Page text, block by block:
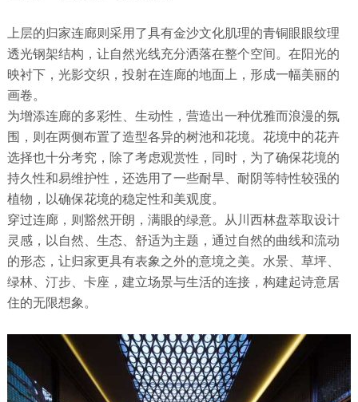
上层的归家连廊则采用了具有金沙文化肌理的青铜眼眼纹理
透光钢架结构，让自然光线充分洒落在整个空间。在阳光的
映衬下，光影交织，投射在连廊的地面上，形成一幅美丽的
画卷。
为增添连廊的多彩性、生动性，营造出一种优雅而浪漫的氛
围，则在两侧布置了造型各异的树池和花境。花境中的花卉
选择也十分考究，除了考虑观赏性，同时，为了确保花境的
持久性和易维护性，还选用了一些耐旱、耐阴等特性较强的
植物，以确保花境的稳定性和美观度。
穿过连廊，则豁然开朗，满眼的绿意。从川西林盘萃取设计
灵感，以自然、生态、舒适为主题，通过自然的曲线和流动
的形态，让归家更具有表象之外的意境之美。水景、草坪、
绿林、汀步、卡座，建立场景与生活的连接，构建起诗意居
住的无限想象。